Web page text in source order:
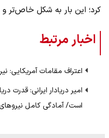
کرد؛ این بار به شکل خاص‌تر
اخبار مرتبط
اعتراف مقامات آمریکایی:
امیر دریادار ایرانی: قدرت
است/ آمادگی کامل